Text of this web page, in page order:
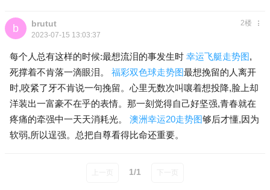
brutut
2023-07-15 13:03:37
2楼
每个人总有这样的时候:最想流泪的事发生时 幸运飞艇走势图,
死撑着不肯落一滴眼泪。
福彩双色球走势图最想挽留的人离开
时,咬紧了牙不肯说一句挽留。心里无数次叫嚷着想投降,脸上却
洋装出一富豪不在乎的表情。那一刻觉得自己好坚强,青春就在
疼痛的牵强中一天天消耗光。
澳洲幸运20走势图够后才懂,因为
软弱,所以逞强。总把自尊看得比命还重要。
1/1